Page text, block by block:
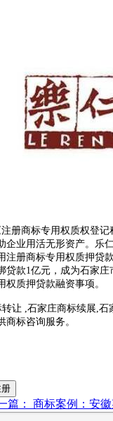
商标专用权质权登记
业用活无形资产。乐
注册商标专用权质押
款1亿元，成为石家
质押贷款融资事项。
,石家庄商标续展,石
标咨询服务。
篇： 商标案例：安